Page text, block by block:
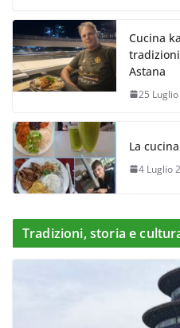
Cucina
Astana
25
La
4 Luglio
Tradizioni, storia e